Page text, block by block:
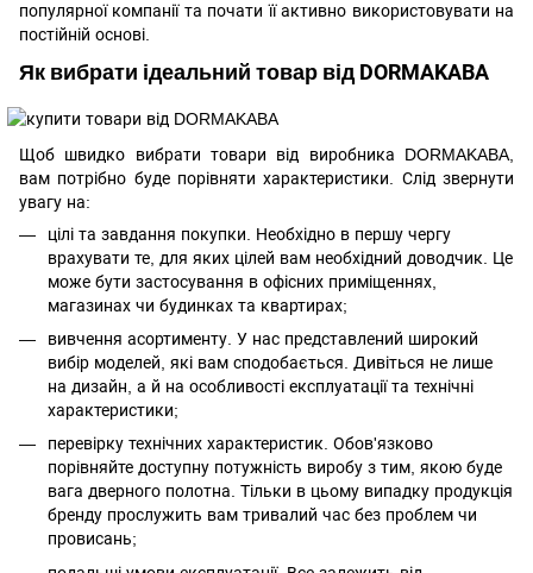
популярної компанії та почати її активно використовувати на
постійній основі.
Як вибрати ідеальний товар від DORMAKABA
Щоб швидко вибрати товари від виробника DORMAKABA,
вам потрібно буде порівняти характеристики. Слід звернути
увагу на:
цілі та завдання покупки. Необхідно в першу чергу
врахувати те, для яких цілей вам необхідний доводчик. Це
може бути застосування в офісних приміщеннях,
магазинах чи будинках та квартирах;
вивчення асортименту. У нас представлений широкий
вибір моделей, які вам сподобається. Дивіться не лише
на дизайн, а й на особливості експлуатації та технічні
характеристики;
перевірку технічних характеристик. Обов'язково
порівняйте доступну потужність виробу з тим, якою буде
вага дверного полотна. Тільки в цьому випадку продукція
бренду прослужить вам тривалий час без проблем чи
провисань;